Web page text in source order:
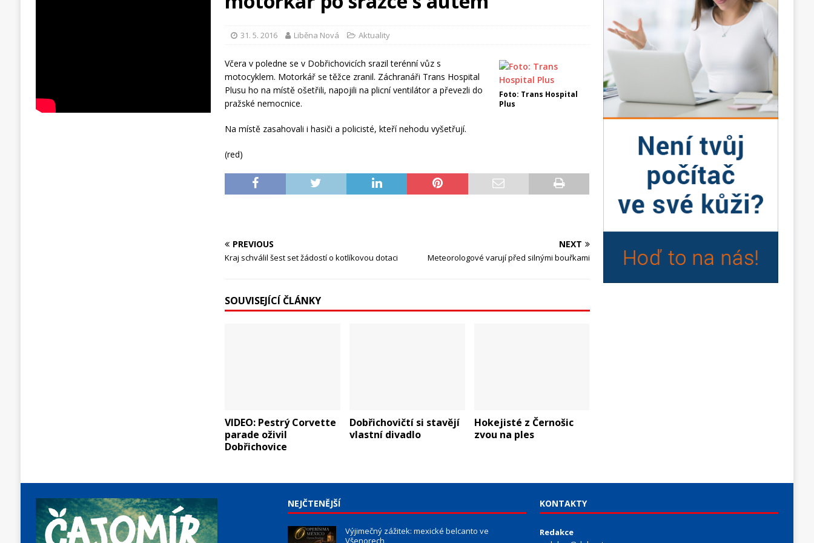
31. 5. 2016 Liběna Nová Aktuality
Foto: Trans Hospital
Plus
Včera v poledne se v Dobřichovicích srazil terénní vůz s
motocyklem. Motorkář se těžce zranil. Záchranáři Trans Hospital
Plusu ho na místě ošetřili, napojili na plicní ventilátor a převezli do
pražské nemocnice.
Na místě zasahovali i hasiči a policisté, kteří nehodu vyšetřují.
(red)
PREVIOUS
Kraj schválil šest set žádostí o kotlíkovou dotaci
NEXT
Meteorologové varují před silnými bouřkami
SOUVISEJÍCÍ ČLÁNKY
VIDEO: Pestrý Corvette
parade oživil
Dobřichovice
Dobřichovičtí si stavějí
vlastní divadlo
Hokejisté z Černošic
zvou na ples
NEJČTENĚJŠÍ
Výjimečný zážitek: mexické belcanto ve
Všenorech
KONTAKTY
Redakce